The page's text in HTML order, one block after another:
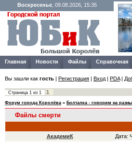
Воскресенье, 09.08.2026, 15:35
Главная Новости Файлы Справочная
Вы зашли как гость | Регистрация | Вход | PDA|
Страница 1 из 1 1
Форум города Королёва » Болталка - говорим на
Файлы смерти
АкадемиК Дата: